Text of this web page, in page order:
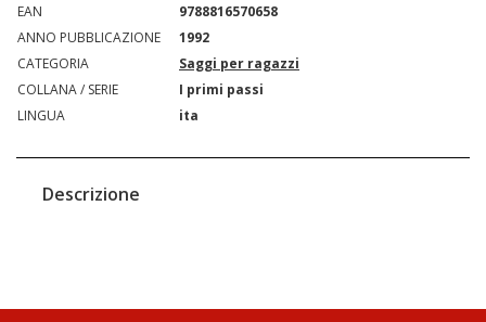
EAN
9788816570658
ANNO PUBBLICAZIONE
1992
CATEGORIA
Saggi per ragazzi
COLLANA / SERIE
I primi passi
LINGUA
ita
Descrizione